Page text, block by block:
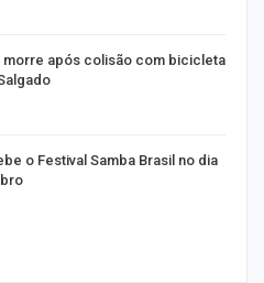
após colisão com bicicleta
o Festival Samba Brasil no dia